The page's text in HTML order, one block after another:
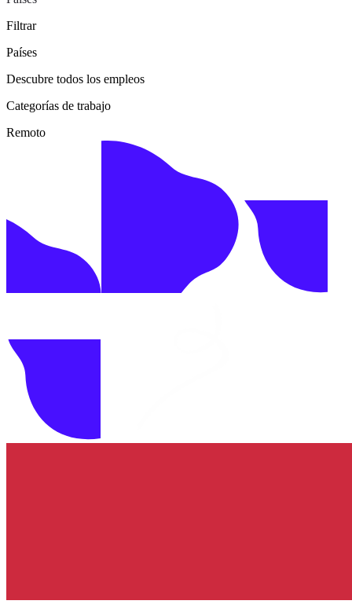
Filtrar
Países
Descubre todos los empleos
Categorías de trabajo
Remoto